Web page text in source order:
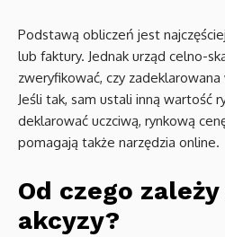
Podstawą obliczeń jest
lub faktury. Jednak urząd celno-
zweryfikować, czy
Jeśli tak, sam ustali inną wartość
deklarować uczciwą, rynkową
pomagają także narzędzia online.
Od czego
akcyzy?